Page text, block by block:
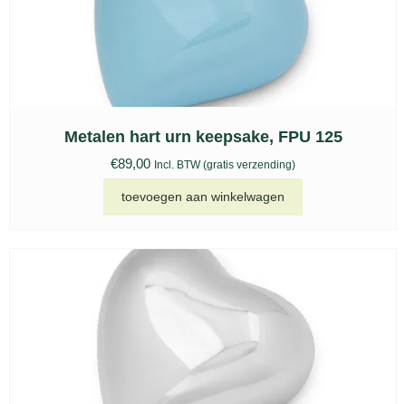
Metalen hart urn keepsake, FPU 125
€89,00 Incl. BTW (gratis verzending)
toevoegen aan winkelwagen